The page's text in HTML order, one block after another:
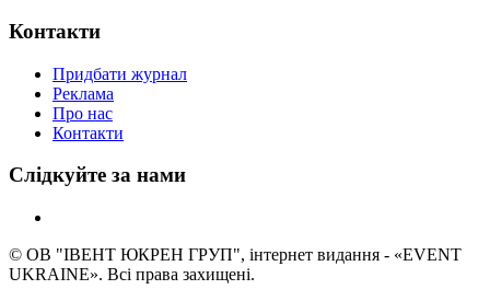
Контакти
Придбати журнал
Реклама
Про нас
Контакти
Слідкуйте за нами
© ОВ "ІВЕНТ ЮКРЕН ГРУП", інтернет видання - «EVENT
UKRAINE». Всі права захищені.